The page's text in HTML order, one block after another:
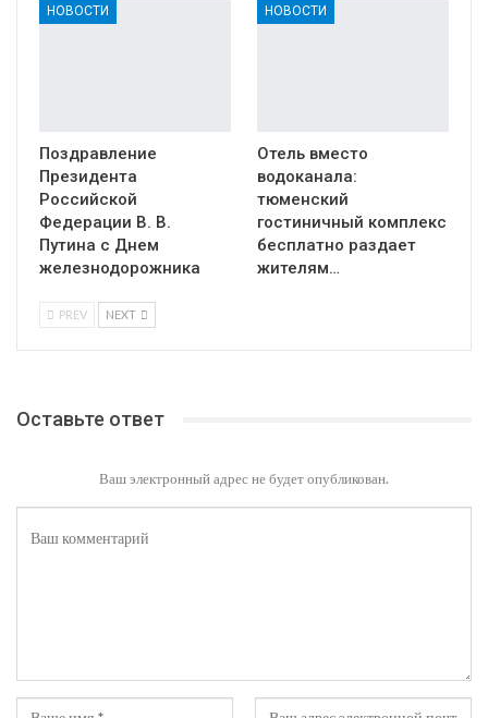
НОВОСТИ
Поздравление
Президента
Российской
Федерации В. В.
Путина с Днем
железнодорожника
НОВОСТИ
Отель вместо
водоканала:
тюменский
гостиничный комплекс
бесплатно раздает
жителям…
PREV NEXT
Оставьте ответ
Ваш электронный адрес не будет опубликован.